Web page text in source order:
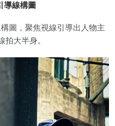
導線構圖
圖，聚焦視線引導出人物主
拍大半身。